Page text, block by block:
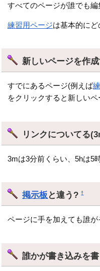
すべてのページが誰でも
練習用ページは基本的に
新しいページを作
すでにあるページ(例えば
をクリックすると新しい
リンクについてる
3mは3分前くらい、5hは5
掲示板 と違う?†
ページに手を加えても誰
誰かが書き込みを